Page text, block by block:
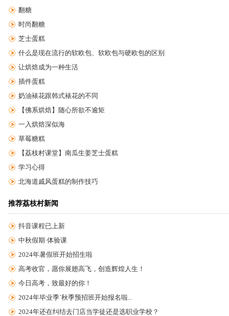
翻糖
时尚翻糖
芝士蛋糕
什么是现在流行的软欧包、软欧包与硬欧包的区别
让烘焙成为一种生活
插件蛋糕
奶油裱花跟韩式裱花的不同
【佛系烘焙】随心所欲不逾矩
一入烘焙深似海
草莓糖糕
【荔枝村课堂】南瓜生姜芝士蛋糕
学习心得
北海道戚风蛋糕的制作技巧
推荐荔枝村新闻
抖音课程已上新
中秋假期·体验课
2024年暑假班开始招生啦
高考收官，愿你展翅高飞，创造辉煌人生！
今日高考，致最好的你！
2024年毕业季`秋季预招班开始报名啦...
2024年还在纠结去门店当学徒还是选职业学校？